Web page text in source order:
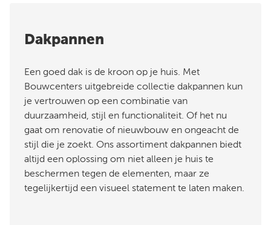
Dakpannen
Een goed dak is de kroon op je huis. Met
Bouwcenters uitgebreide collectie dakpannen kun
je vertrouwen op een combinatie van
duurzaamheid, stijl en functionaliteit. Of het nu
gaat om renovatie of nieuwbouw en ongeacht de
stijl die je zoekt. Ons assortiment dakpannen biedt
altijd een oplossing om niet alleen je huis te
beschermen tegen de elementen, maar ze
tegelijkertijd een visueel statement te laten maken.